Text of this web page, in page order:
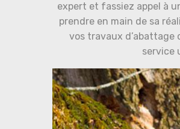
expert et fassiez appel à
prendre en main de sa
vos travaux d’abattage
service